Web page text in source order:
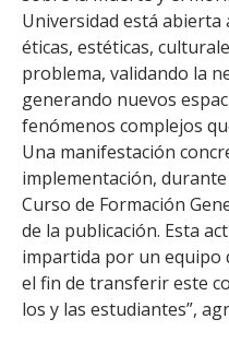
Universidad está
éticas, estéticas,
problema, validando la
generando nuevos
fenómenos complejos
Una manifestación
implementación,
Curso de Formación
de la publicación. Esta
impartida por un equipo
el fin de transferir este
los y las estudiantes”,